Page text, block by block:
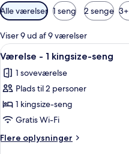
Tilgængelige
filtre
for
værelser
Alle værelser 1 seng 2 senge
Viser 9 ud af 9 værelser
Indlæs
alle
billeder
af
Værelse
-
1
kingsize-
6
Værelse - 1 kingsize-seng
1 soveværelse
Plads til 2 personer
1 kingsize-seng
Gratis Wi-Fi
Flere oplysninger
Flere